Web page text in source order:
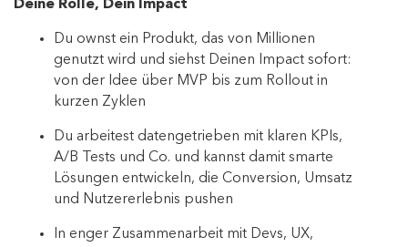
Deine Rolle, Dein Impact
Du ownst ein Produkt, das von Millionen
genutzt wird und siehst Deinen Impact sofort:
von der Idee über MVP bis zum Rollout in
kurzen Zyklen
Du arbeitest datengetrieben mit klaren KPIs,
A/B Tests und Co. und kannst damit smarte
Lösungen entwickeln, die Conversion, Umsatz
und Nutzererlebnis pushen
In enger Zusammenarbeit mit Devs, UX,